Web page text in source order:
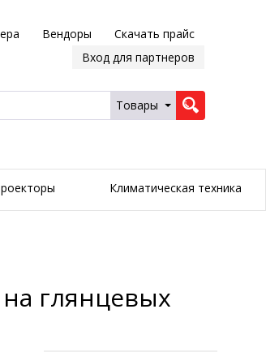
Вендоры
Скачать прайс
Вход для партнеров
Товары
Климатическая техника
глянцевых